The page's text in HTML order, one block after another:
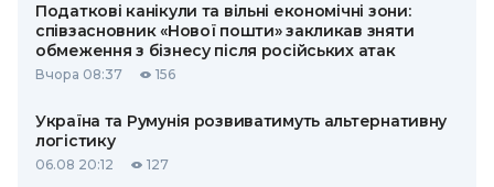
Податкові канікули та вільні економічні зони:
співзасновник «Нової пошти» закликав зняти
обмеження з бізнесу після російських атак
Вчора 08:37 156
Україна та Румунія розвиватимуть альтернативну
логістику
06.08 20:12 127